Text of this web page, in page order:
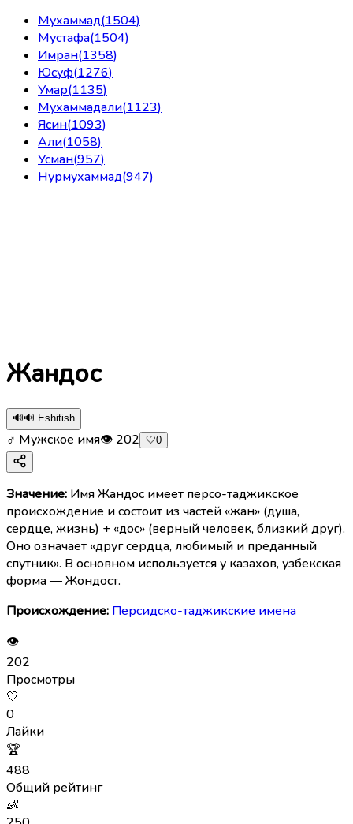
Мухаммад(1504)
Мустафа(1504)
Имран(1358)
Юсуф(1276)
Умар(1135)
Мухаммадали(1123)
Ясин(1093)
Али(1058)
Усман(957)
Нурмухаммад(947)
Жандос
🔊🔊 Eshitish
♂ Мужское имя👁 202 🤍0
Значение: Имя Жандос имеет персо-таджикское
происхождение и состоит из частей «жан» (душа,
сердце, жизнь) + «дос» (верный человек, близкий друг).
Оно означает «друг сердца, любимый и преданный
спутник». В основном используется у казахов, узбекская
форма — Жондост.
Происхождение: Персидско-таджикские имена
👁
202
Просмотры
🤍
0
Лайки
🏆
488
Общий рейтинг
👶